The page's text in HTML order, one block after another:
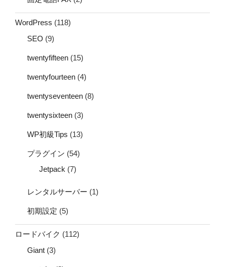
WordPress (118)
SEO (9)
twentyfifteen (15)
twentyfourteen (4)
twentyseventeen (8)
twentysixteen (3)
WP初級Tips (13)
プラグイン (54)
Jetpack (7)
レンタルサーバー (1)
初期設定 (5)
ロードバイク (112)
Giant (3)